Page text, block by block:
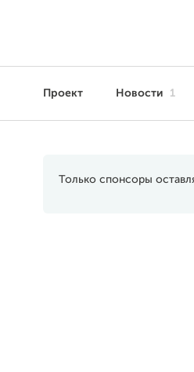
Проект Новости 1
Только спонсоры